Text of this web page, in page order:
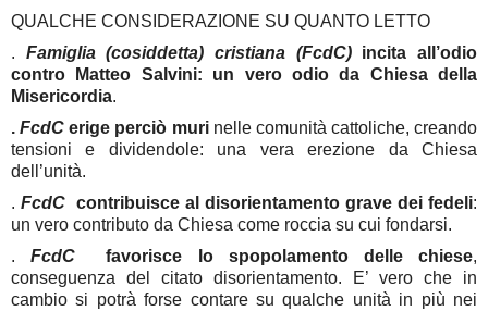
QUALCHE CONSIDERAZIONE SU QUANTO LETTO
. Famiglia (cosiddetta) cristiana (FcdC) incita all’odio
contro Matteo Salvini: un vero odio da Chiesa della
Misericordia.
.FcdCerige perciò murinelle comunità cattoliche, creando
tensioni e dividendole: una vera erezione da Chiesa
dell’unità.
. FcdC contribuisce al disorientamento grave dei fedeli:
un vero contributo da Chiesa come roccia su cui fondarsi.
.FcdC favorisce lo spopolamento delle chiese,
conseguenza del citato disorientamento. E’ vero che in
cambio si potrà forse contare su qualche unità in più nei